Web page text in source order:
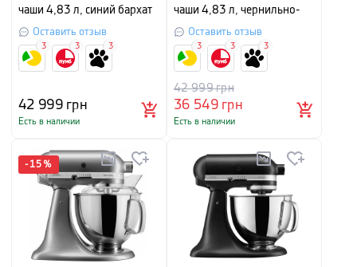
чаши 4,83 л, синий бархат
Оставить отзыв
42 999грн
Есть в наличии
3 3 3
чаши 4,83 л, чернильно-
синийОставить отзыв
36 549грн
42 999грн
Есть в наличии
3 3 3
-15 %